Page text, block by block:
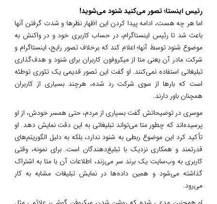
رئیس اینستا؛ تصور می‌کنید شنود می‌شوید!
اما هر چه ‌هست، ادامه پیدا کردن این اظهار نظرها و شدت گرفتن آنها
باعث شد تا رئیس اینستاگرام، در حساب کاربری خود و در واکنش به
موضوع شنود توسط آنها؛ اعلام کند که برخلاف تصور رایج، اینستاگرام و
شرکت مادر آن یعنی متا از میکروفون کاربران برای شنود و هدف‌گذاری
تبلیغاتی استفاده نمی‌کنند. او گفت این تصور قدیمی یک تئوری توطئه
است که بارها از سوی شرکت رد شده، هرچند بسیاری از کاربران
همچنان باور دارند.
موسری در توضیحاتش گفت بسیاری از مردم، حتی همسر خودش، از او
پرسیده‌اند که چطور متا می‌تواند تبلیغاتی به این دقت نمایش دهد. او
تأکید کرد این موضوع ربطی به شنود ندارد، بلکه به دلیل الگوریتم‌های
قدرتمند و همکاری نزدیک با تبلیغ‌دهندگان است. برای نمونه، وقتی
کاربری به وب‌سایت یک برند سر می‌زند، اطلاعات آن با متا به اشتراک
گذاشته می‌شود و همین داده‌ها در نمایش تبلیغات مشابه به کار
می‌رود.